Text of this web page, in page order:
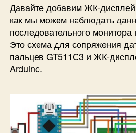
Давайте добавим ЖК-
как мы можем наблюдать
последовательного
Это схема для сопряжения
пальцев GT511C3 и ЖК-
Arduino.